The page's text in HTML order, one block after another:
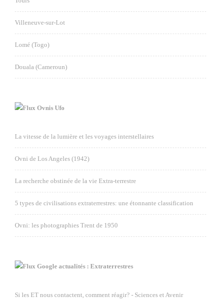
Villeneuve-sur-Lot
Lomé (Togo)
Douala (Cameroun)
Ovnis Ufo
La vitesse de la lumière et les voyages interstellaires
Ovni de Los Angeles (1942)
La recherche obstinée de la vie Extra-terrestre
5 types de civilisations extraterrestres: une étonnante classification
Ovni: les photographies Trent de 1950
Google actualités : Extraterrestres
Si les ET nous contactent, comment réagir? - Sciences et Avenir